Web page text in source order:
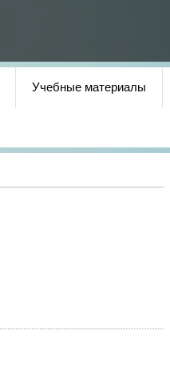
Учебные материалы